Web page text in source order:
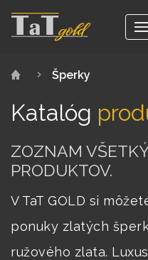
Šperky
Katalóg
ZOZNAM
PRODUKTOV.
V TaT GOLD si
ponuky zlatých
ružového zlata.